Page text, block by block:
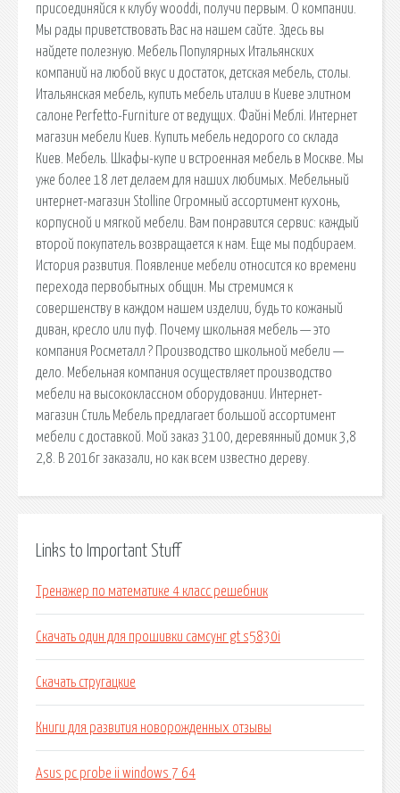
присоединяйся к клубу wooddi, получи первым. О компании.
Мы рады приветствовать Вас на нашем сайте. Здесь вы
найдете полезную. Мебель Популярных Итальянских
компаний на любой вкус и достаток, детская мебель, столы.
Итальянская мебель, купить мебель италии в Киеве элитном
салоне Perfetto-Furniture от ведущих. Файні Меблі. Интернет
магазин мебели Киев. Купить мебель недорого со склада
Киев. Мебель. Шкафы-купе и встроенная мебель в Москве. Мы
уже более 18 лет делаем для наших любимых. Мебельный
интернет-магазин Stolline Огромный ассортимент кухонь,
корпусной и мягкой мебели. Вам понравится сервис: каждый
второй покупатель возвращается к нам. Еще мы подбираем.
История развития. Появление мебели относится ко времени
перехода первобытных общин. Мы стремимся к
совершенству в каждом нашем изделии, будь то кожаный
диван, кресло или пуф. Почему школьная мебель — это
компания Росметалл ? Производство школьной мебели —
дело. Мебельная компания осуществляет производство
мебели на высококлассном оборудовании. Интернет-
магазин Стиль Мебель предлагает большой ассортимент
мебели с доставкой. Мой заказ 3100, деревянный домик 3,8
2,8. В 2016г заказали, но как всем известно дереву.
Links to Important Stuff
Тренажер по математике 4 класс решебник
Скачать один для прошивки самсунг gt s5830i
Скачать стругацкие
Книги для развития новорожденных отзывы
Asus pc probe ii windows 7 64